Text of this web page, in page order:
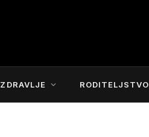
ZDRAVLJE RODITELJSTVO